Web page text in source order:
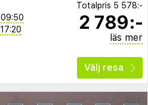
09:50
17:20
Totalpris 5 578:-
2 789:-
läs mer
Välj resa